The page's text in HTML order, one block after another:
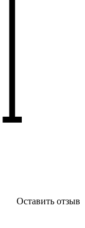
Оставить отзыв